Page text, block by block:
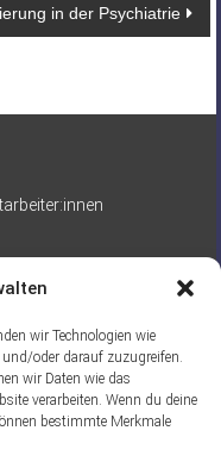
wir Technologien wie
oder darauf zuzugreifen.
wir Daten wie das
verarbeiten. Wenn du deine
bestimmte Merkmale
in der Psychiatrie